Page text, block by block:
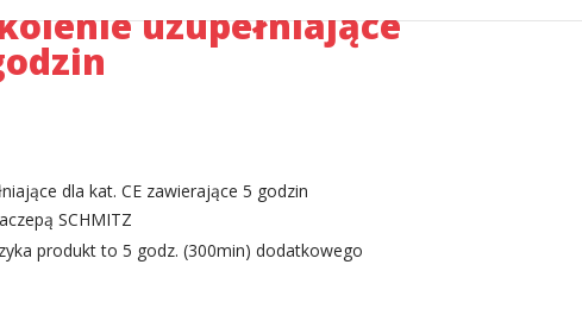
uzupełniające
dla kat. CE zawierające 5 godzin
SCHMITZ
produkt to 5 godz. (300min) dodatkowego